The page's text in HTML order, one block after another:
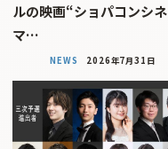
ルの映画“ショパコンシネ
マ…
NEWS 2026年7月31日